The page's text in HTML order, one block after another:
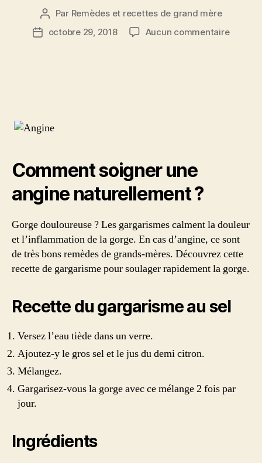
Auteur
Par Remèdes et recettes de grand mère
Dateoctobre 29, 2018 Aucun commentairesur
Comment soigner une
angine naturellement ?
Gorge douloureuse ? Les gargarismes calment la douleur
et l’inflammation de la gorge. En cas d’angine, ce sont
de très bons remèdes de grands-mères. Découvrez cette
recette de gargarisme pour soulager rapidement la gorge.
Recette du gargarisme au sel
Versez l’eau tiède dans un verre.
Ajoutez-y le gros sel et le jus du demi citron.
Mélangez.
Gargarisez-vous la gorge avec ce mélange 2 fois par
jour.
Ingrédients